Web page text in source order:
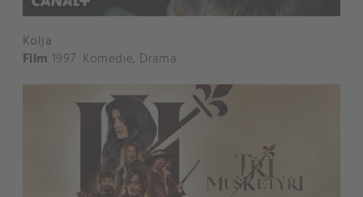
Kolja
Film 1997 Komedie, Drama